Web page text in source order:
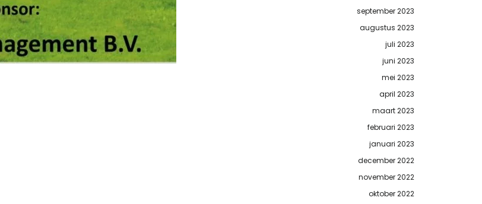
september 2023
augustus 2023
juli 2023
juni 2023
mei 2023
april 2023
maart 2023
februari 2023
januari 2023
december 2022
november 2022
oktober 2022